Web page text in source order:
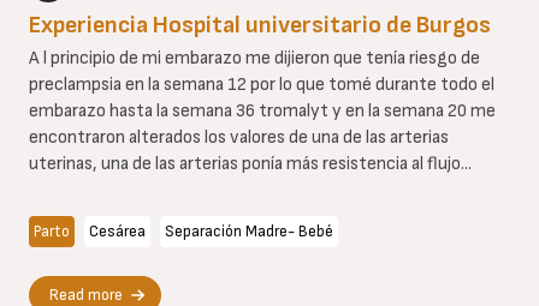
Experiencia Hospital universitario de Burgos
A l principio de mi embarazo me dijieron que tenía riesgo de
preclampsia en la semana 12 por lo que tomé durante todo el
embarazo hasta la semana 36 tromalyt y en la semana 20 me
encontraron alterados los valores de una de las arterias
uterinas, una de las arterias ponía más resistencia al flujo...
Parto Cesárea Separación Madre- Bebé
Read more